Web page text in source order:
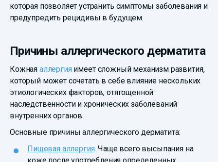
которая позволяет устранить симптомы заболевания и
предупредить рецидивы в будущем.
Причины аллергического дерматита
Кожная аллергия имеет сложный механизм развития,
который может сочетать в себе влияние нескольких
этиологических факторов, отягощенной
наследственности и хронических заболеваний
внутренних органов.
Основные причины аллергического дерматита:
Пищевая аллергия. Чаще всего высыпания на